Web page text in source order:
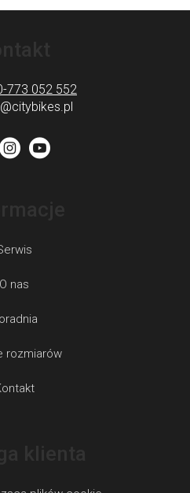
@citybikes.pl
773 052 552
O nas
rozmiarów